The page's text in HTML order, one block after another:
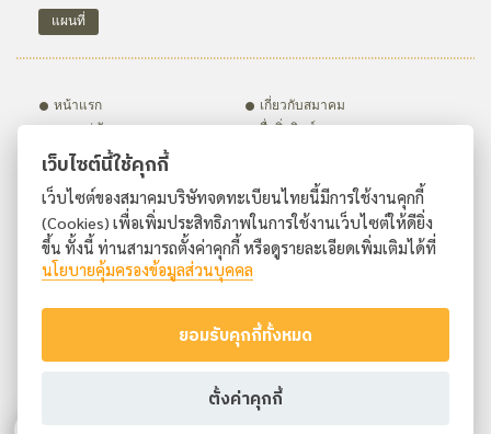
แผนที่
หน้าแรก
อบรม / สัมมนา
กิจกรรม
บริษัทสมาชิก
ติดต่อเรา
เกี่ยวกับสมาคม
สื่อสิ่งพิมพ์
Copyright © Thai Listed Companies Association. All Rights Reserved.
เว็บไซต์นี้ใช้คุกกี้
เว็บไซต์ของสมาคมบริษัทจดทะเบียนไทยนี้มีการใช้งานคุกกี้
(Cookies) เพื่อเพิ่มประสิทธิภาพในการใช้งานเว็บไซต์ให้ดียิ่ง
ขึ้น ทั้งนี้ ท่านสามารถตั้งค่าคุกกี้ หรือดูรายละเอียดเพิ่มเติมได้ที่
นโยบายคุ้มครองข้อมูลส่วนบุคคล
ยอมรับคุกกี้ทั้งหมด
ตั้งค่าคุกกี้